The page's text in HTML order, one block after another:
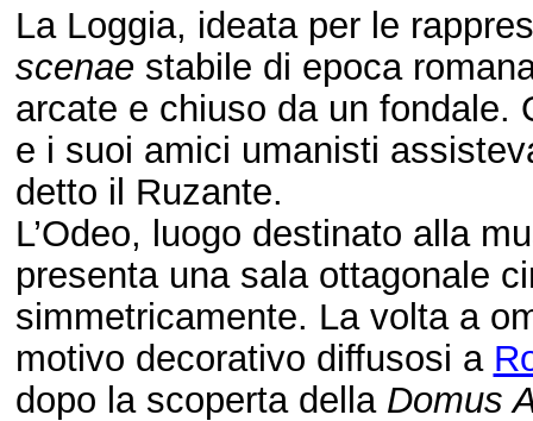
La Loggia, ideata per le
scenae stabile di epoca
arcate e chiuso da un fondale.
e i suoi amici umanisti
detto il Ruzante.
L’Odeo, luogo destinato alla
presenta una sala ottagonale
simmetricamente. La volta a
motivo decorativo diffusosi a
dopo la scoperta della Domus